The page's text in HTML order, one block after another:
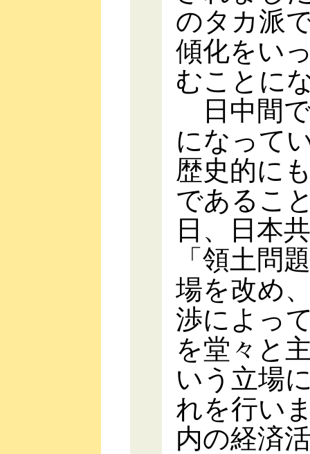
のタカ派
傾化をい
むことに
日中間
になって
歴史的に
であるこ
日、日本
「領土問
場を改め
渉によっ
を堂々と
いう立場
れを行い
内の経済